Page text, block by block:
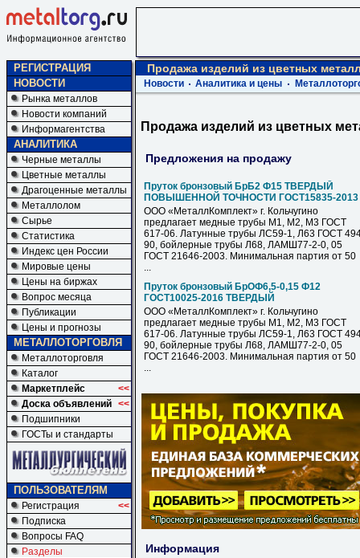
РЕГИСТРАЦИЯ
НОВОСТИ
Рынка металлов
Новости компаний
Информагентства
АНАЛИТИКА
Черные металлы
Цветные металлы
Драгоценные металлы
Металлолом
Сырье
Статистика
Индекс цен России
Мировые цены
Цены на биржах
Вопрос месяца
Публикации
Цены и прогнозы
МЕТАЛЛОТОРГОВЛЯ
Металлоторговля
Каталог
Маркетплейс
<<
Доска объявлений <<
Подшипники
ГОСТы и стандарты
ПОЛЬЗОВАТЕЛЯМ
Регистрация
<<
Подписка
Вопросы FAQ
Разделы
Продажа изделий из цветных
Новости Аналитика и цены
Продажа изделий из цветных
Предложения на продажу
Пруток бронзовый БрБ2 Ф15 ТВЕРДЫЙ
ПОВЫШЕННОЙ ТОЧНОСТИ ГОСТ15835-2013
ООО «МеталлКомплект» г. Кольчугино
предлагает медные трубы М1, М2, М3 ГОСТ
617-06. Латунные трубы ЛС59-1, Л63 ГОСТ
90, бойлерные трубы Л68, ЛАМШ77-2-0, 05
ГОСТ 21646-2003. Минимальная партия от 50
...
Пруток бронзовый БрОФ6,5-0,15 Ф12
ГОСТ10025-2016 ТВЕРДЫЙ
ООО «МеталлКомплект» г. Кольчугино
предлагает медные трубы М1, М2, М3 ГОСТ
617-06. Латунные трубы ЛС59-1, Л63 ГОСТ
90, бойлерные трубы Л68, ЛАМШ77-2-0, 05
ГОСТ 21646-2003. Минимальная партия от 50
...
Информация